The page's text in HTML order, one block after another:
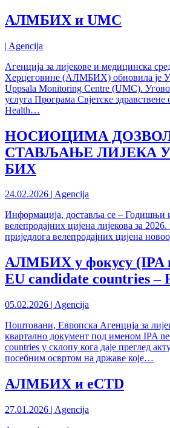
АЛМБИХ и UMC
| Agencija
Агенција за лијекове и медицинска
Херцеговине (АЛМБИХ) обновила је
Uppsala Monitoring Centre (UMC).
услуга Програма Свјетске здравствене
Health…
НОСИОЦИМА
СТАВЉАЊЕ ЛИЈЕКА
БИХ
24.02.2026 | Agencija
Информација, доставља се – Годишњи
велепродајних цијена лијекова за
приједлога велепродајних цијена
АЛМБИХ у фокусу (IPA
EU candidate countries –
05.02.2026 | Agencija
Поштовани, Европска Агенција за
квартално документ под именом IPA
countries у склопу кога даје преглед
посебним освртом на државе које…
АЛМБИХ и eCTD
27.01.2026 | Agencija